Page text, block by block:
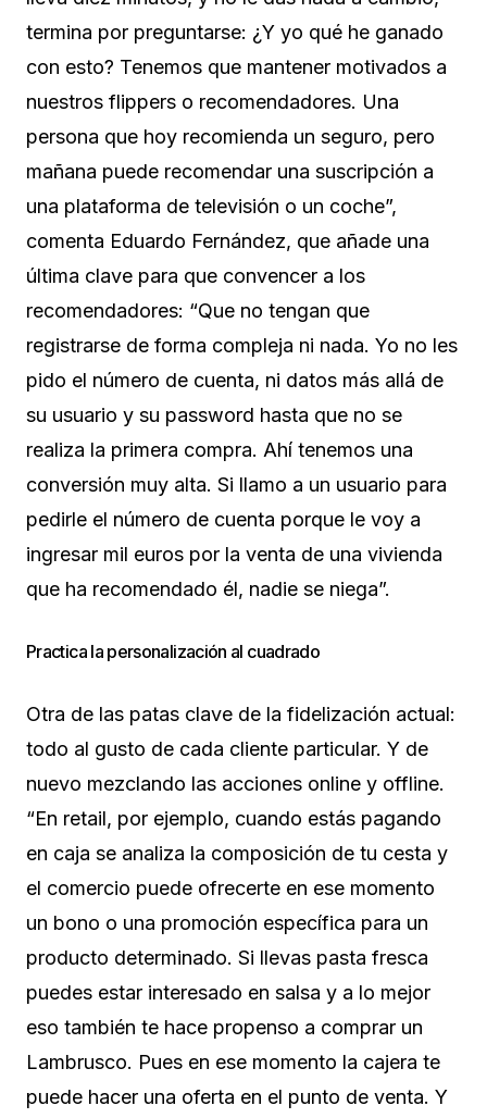
termina por preguntarse: ¿Y yo qué he ganado
con esto? Tenemos que mantener motivados a
nuestros flippers o recomendadores. Una
persona que hoy recomienda un seguro, pero
mañana puede recomendar una suscripción a
una plataforma de televisión o un coche”,
comenta Eduardo Fernández, que añade una
última clave para que convencer a los
recomendadores: “Que no tengan que
registrarse de forma compleja ni nada. Yo no les
pido el número de cuenta, ni datos más allá de
su usuario y su password hasta que no se
realiza la primera compra. Ahí tenemos una
conversión muy alta. Si llamo a un usuario para
pedirle el número de cuenta porque le voy a
ingresar mil euros por la venta de una vivienda
que ha recomendado él, nadie se niega”.
Practica la personalización al cuadrado
Otra de las patas clave de la fidelización actual:
todo al gusto de cada cliente particular. Y de
nuevo mezclando las acciones online y offline.
“En retail, por ejemplo, cuando estás pagando
en caja se analiza la composición de tu cesta y
el comercio puede ofrecerte en ese momento
un bono o una promoción específica para un
producto determinado. Si llevas pasta fresca
puedes estar interesado en salsa y a lo mejor
eso también te hace propenso a comprar un
Lambrusco. Pues en ese momento la cajera te
puede hacer una oferta en el punto de venta. Y